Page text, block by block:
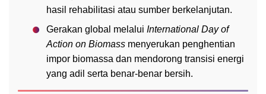
hasil rehabilitasi atau sumber berkelanjutan.
Gerakan global melalui International Day of
Action on Biomass menyerukan penghentian
impor biomassa dan mendorong transisi energi
yang adil serta benar-benar bersih.